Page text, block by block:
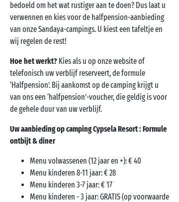
bedoeld om het wat rustiger aan te doen? Dus laat u
verwennen en kies voor de halfpension-aanbieding
van onze Sandaya-campings. U kiest een tafeltje en
wij regelen de rest!
Hoe het werkt? Kies als u op onze website of
telefonisch uw verblijf reserveert, de formule
‘Halfpension’. Bij aankomst op de camping krijgt u
van ons een ‘halfpension’-voucher, die geldig is voor
de gehele duur van uw verblijf.
Uw aanbieding op camping Cypsela Resort : Formule
ontbijt & diner
Menu volwassenen (12 jaar en +): € 40
Menu kinderen 8-11 jaar: € 28
Menu kinderen 3-7 jaar: € 17
Menu kinderen - 3 jaar: GRATIS (op voorwaarde